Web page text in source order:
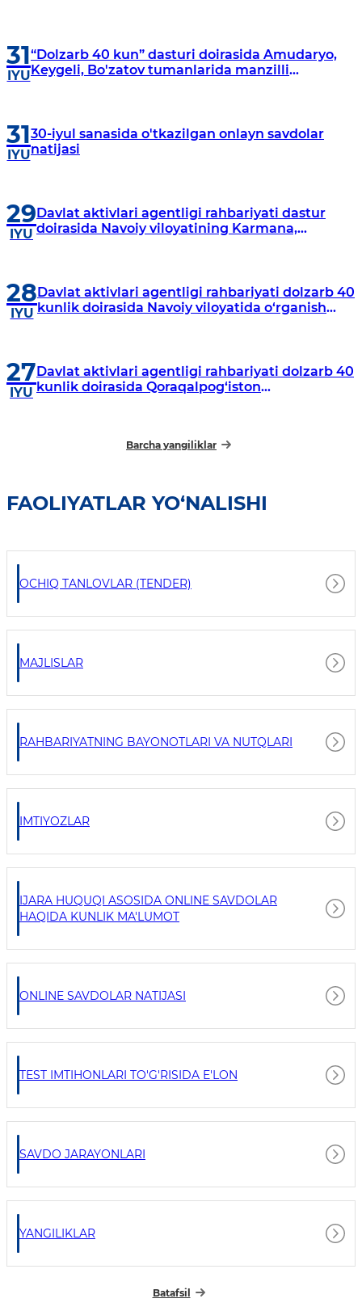
31
IYU
“Dolzarb 40 kun” dasturi doirasida Amudaryo,
Keygeli, Bo'zatov tumanlarida manzilli
31
IYU
30-iyul sanasida o'tkazilgan onlayn savdolar
natijasi
29
IYU
Davlat aktivlari agentligi rahbariyati dastur
doirasida Navoiy viloyatining Karmana,
28
IYU
Davlat aktivlari agentligi rahbariyati dolzarb 40
kunlik doirasida Navoiy viloyatida o‘rganish
27
IYU
Davlat aktivlari agentligi rahbariyati dolzarb 40
kunlik doirasida Qoraqalpog‘iston
Barcha yangiliklar
FAOLIYATLAR YO‘NALISHI
OCHIQ TANLOVLAR (TENDER)
MAJLISLAR
RAHBARIYATNING BAYONOTLARI VA NUTQLARI
IMTIYOZLAR
IJARA HUQUQI ASOSIDA ONLINE SAVDOLAR
HAQIDA KUNLIK MA'LUMOT
ONLINE SAVDOLAR NATIJASI
TEST IMTIHONLARI TO'G'RISIDA E'LON
SAVDO JARAYONLARI
YANGILIKLAR
Batafsil